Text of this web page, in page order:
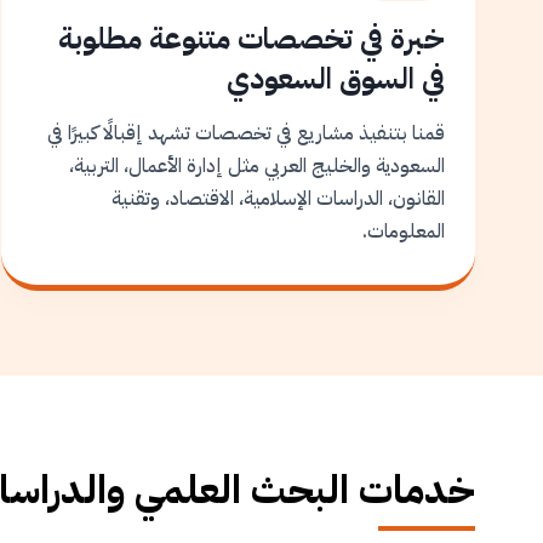
خبرة في تخصصات متنوعة مطلوبة
في السوق السعودي
قمنا بتنفيذ مشاريع في تخصصات تشهد إقبالًا كبيرًا في
السعودية والخليج العربي مثل إدارة الأعمال، التربية،
القانون، الدراسات الإسلامية، الاقتصاد، وتقنية
المعلومات.
خدمات البحث العلمي